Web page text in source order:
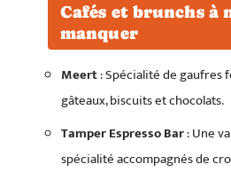
Cafés et brunchs à
manquer
Meert: Spécialité de gaufres
gâteaux, biscuits et chocolats.
Tamper Espresso Bar: Une
spécialité accompagnés de